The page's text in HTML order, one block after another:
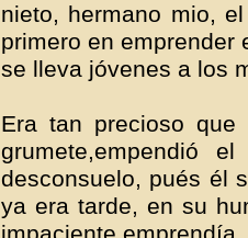
nieto, hermano mio,
primero en emprender
se lleva jóvenes a los
Era tan precioso
grumete,empendió
desconsuelo, pués él
ya era tarde, en su
impaciente